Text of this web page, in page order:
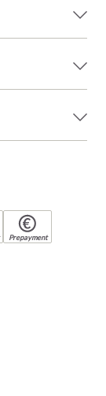
Prepayment